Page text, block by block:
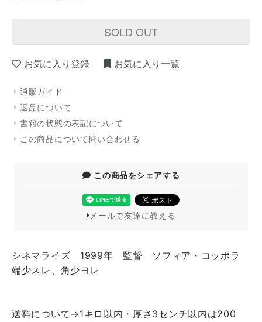
SOLD OUT
お気に入り登録 お気に入り一覧
通販ガイド
返品について
書籍の状態の表記について
この商品について問い合わせる
この商品をシェアする
メールで友達に教える
シネマライズ 1999年 監督 ソフィア・コッポラ
端少スレ、角少ヨレ
送料について→1キロ以内・厚さ3センチ以内は200